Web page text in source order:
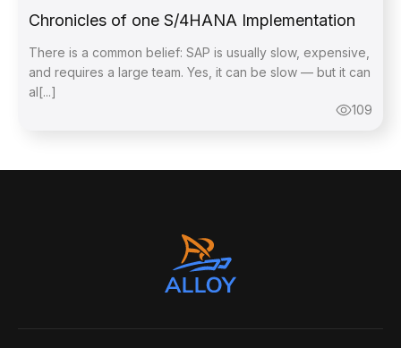
Chronicles of one S/4HANA Implementation
There is a common belief: SAP is usually slow, expensive,
and requires a large team. Yes, it can be slow — but it can
al[...]
109
Дякую, ваше